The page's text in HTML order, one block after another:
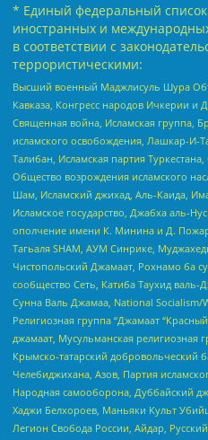
* Единый федеральный
иностранных и
в соответствии с
террористическими:
Высший военный Маджлисуль Шура
Кавказа, Конгресс народов Ичкерии и
Священная война, Исламская группа,
исламского освобождения, Лашкар-И-
Талибан, Исламская партия
Общество возрождения исламского
Шам, Исламский джихад, Аль-Каида,
Исламское государство, Джабха аль-
ополчение имени К. Минина и Д.
Тагьаля SHAM, АУМ Синрике,
Чистопольский Джамаат, Рохнамо ба
сообщество Сеть, Катиба Таухид
Сунна Валь Джамаа, National Socialism/
Религиозная группа “Джамаат
джамаат, Мусульманская религиозная
Крымско-татарский добровольческий
Челебиджихана, Азов, Партия
Народная самооборона, Дуббайский
Хаджи Белхороев, Маньяки Культ
Легион Свобода России, Айдар,